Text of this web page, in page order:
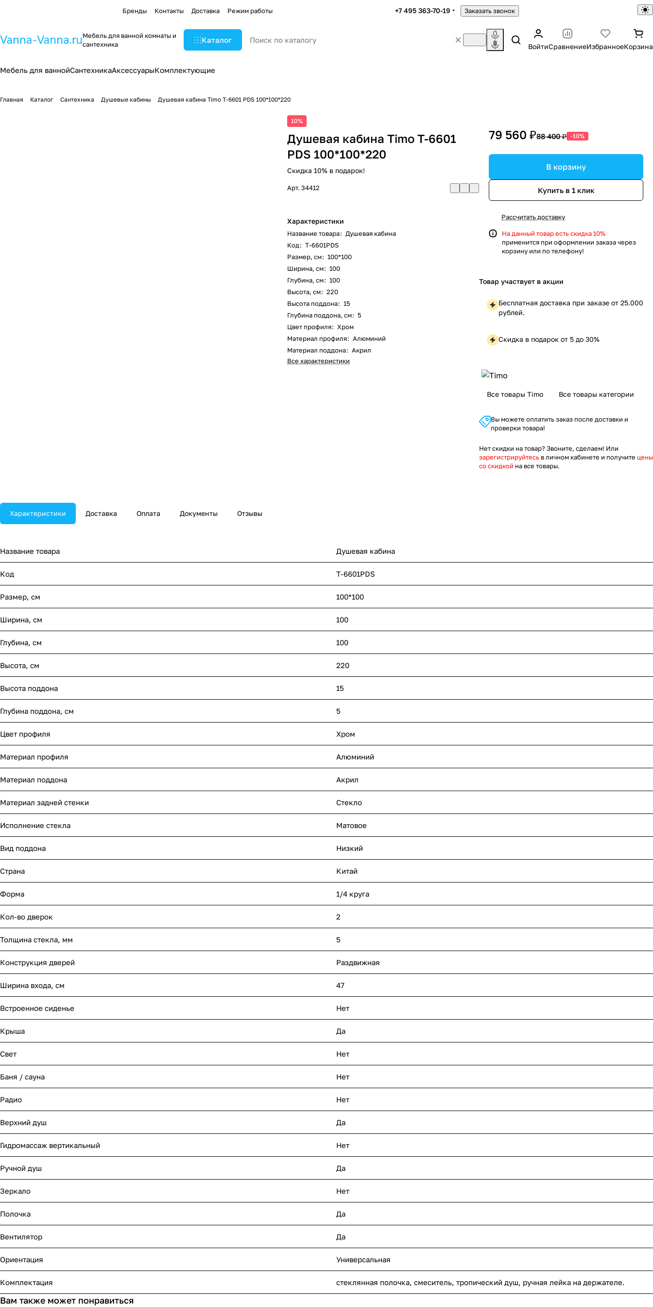
Бренды Контакты Доставка Режим работы +7 495 363-70-19 Заказать звонок
Мебель для ванной комнаты и
сантехника
Каталог
ВойтиСравнениеИзбранноеКорзина
Мебель для ваннойСантехникаАксессуарыКомплектующие
Главная Каталог Сантехника Душевые кабины Душевая кабина Timo T-6601 PDS 100*100*220
10%
Душевая кабина Timo T-6601
PDS 100*100*220
Скидка 10% в подарок!
Арт.34412
Характеристики
Название товара: Душевая кабина
Код: T-6601PDS
Размер, см: 100*100
Ширина, см: 100
Глубина, см: 100
Высота, см: 220
Высота поддона: 15
Глубина поддона, см: 5
Цвет профиля: Хром
Материал профиля: Алюминий
Материал поддона: Акрил
Все характеристики
79 560 ₽88 400 ₽ -10%
В корзину
Купить в 1 клик
Рассчитать доставку
На данный товар есть скидка 10%
применится при оформлении заказа через
корзину или по телефону!
Товар участвует в акции
Бесплатная доставка при заказе от 25.000
рублей.
Скидка в подарок от 5 до 30%
Все товары Timo Все товары категории
Вы можете оплатить заказ после доставки и
проверки товара!
Нет скидки на товар? Звоните, сделаем! Или
зарегистрируйтесь в личном кабинете и получите цены
со скидкой на все товары.
Характеристики Доставка Оплата Документы Отзывы
Название товара Душевая кабина
Код T-6601PDS
Размер, см 100*100
Ширина, см 100
Глубина, см 100
Высота, см 220
Высота поддона 15
Глубина поддона, см 5
Цвет профиля Хром
Материал профиля Алюминий
Материал поддона Акрил
Материал задней стенки Стекло
Исполнение стекла Матовое
Вид поддона Низкий
Страна Китай
Форма 1/4 круга
Кол-во дверок 2
Толщина стекла, мм 5
Конструкция дверей Раздвижная
Ширина входа, см 47
Встроенное сиденье Нет
Крыша Да
Свет Нет
Баня / сауна Нет
Радио Нет
Верхний душ Да
Гидромассаж вертикальный Нет
Ручной душ Да
Зеркало Нет
Полочка Да
Вентилятор Да
Ориентация Универсальная
Комплектация стеклянная полочка, смеситель, тропический душ, ручная лейка на держателе.
Вам также может понравиться